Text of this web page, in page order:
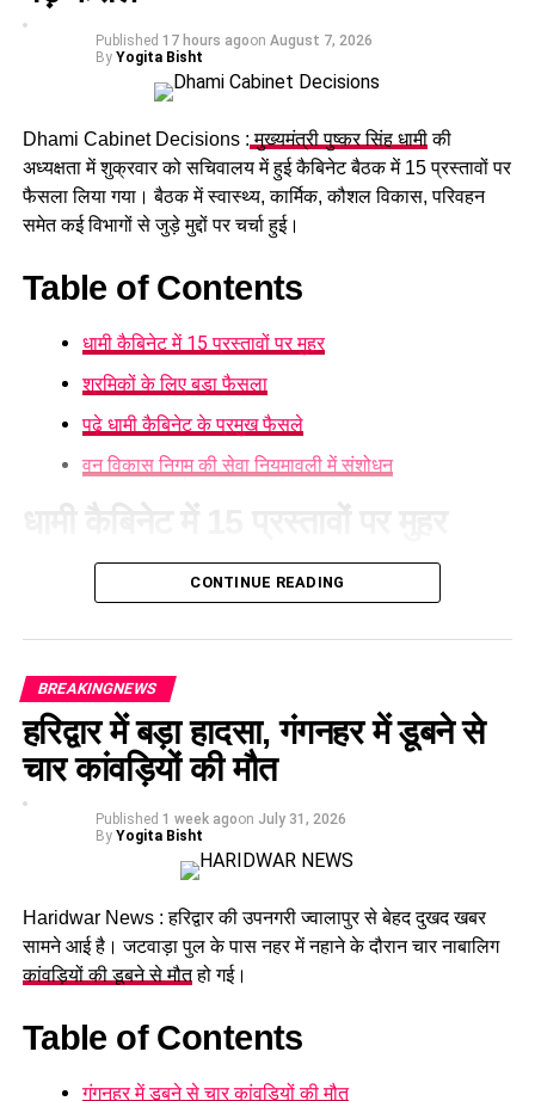
Published 17 hours agoon August 7, 2026
By Yogita Bisht
Dhami Cabinet Decisions : मुख्यमंत्री पुष्कर सिंह धामीकी
अध्यक्षता में शुक्रवार को सचिवालय में हुई कैबिनेट बैठक में 15 प्रस्तावों पर
फैसला लिया गया। बैठक में स्वास्थ्य, कार्मिक, कौशल विकास, परिवहन
समेत कई विभागों से जुड़े मुद्दों पर चर्चा हुई।
Table of Contents
धामी कैबिनेट में 15 प्रस्तावों पर मुहर
श्रमिकों के लिए बड़ा फैसला
पढ़े धामी कैबिनेट के प्रमुख फैसले
वन विकास निगम की सेवा नियमावली में संशोधन
आज हुई कैबिनेट की बैठक में 15 प्रस्तावों पर मुहर लगी है। कैबिनेट ने
गोपालन योजना में सामान्य वर्ग को भी शामिल करने का निर्णय लिया है।
श्रमिकों के लिए बड़ा फैसला
कैबिनेट नेउत्तराखंड मजदूरी संहिता नियमावली को मंजूरी दी।
इसके तहत श्रमिकों को हर महीने की 7 तारीख तक वेतन देना
मजदूरी का प्रावधान भी किया गया है।
CONTINUE READING
BREAKINGNEWS
हरिद्वार में बड़ा हादसा, गंगनहर में डूबने से
चार कांवड़ियों की मौत
Published 1 week agoon July 31, 2026
By Yogita Bisht
Haridwar News : हरिद्वार की उपनगरी ज्वालापुर से बेहद दुखद खबर
सामने आई है। जटवाड़ा पुल के पास नहर में नहाने के दौरान चार नाबालिग
कांवड़ियों की डूबने से मौतहो गई।
Table of Contents
गंगनहर में डूबने से चार कांवड़ियों की मौत